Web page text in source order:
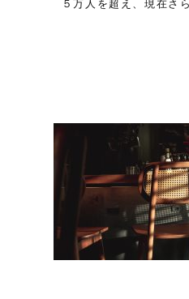
５万人を超え、現在さ